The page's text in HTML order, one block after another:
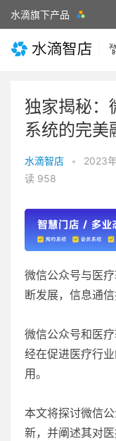
水滴旗下产品
独家揭秘：
系统的完美
水滴智店 • 2023
读 958
微信公众号与医
断发展，信息通
微信公众号和医
经在促进医疗行
用。
本文将探讨微信
新，并阐述其对